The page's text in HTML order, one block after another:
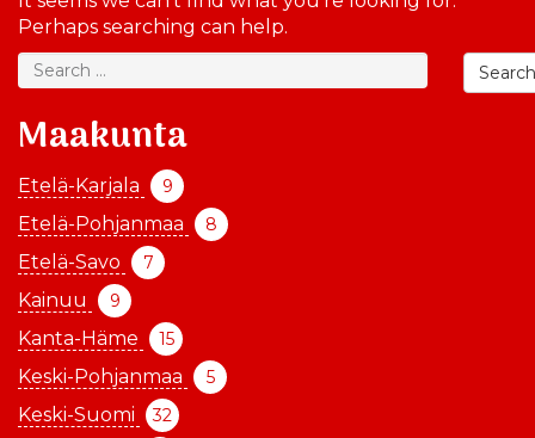
Perhaps searching can help.
Maakunta
Etelä-Karjala 9
Etelä-Pohjanmaa 8
Etelä-Savo 7
Kainuu 9
Kanta-Häme 15
Keski-Pohjanmaa 5
Keski-Suomi 32